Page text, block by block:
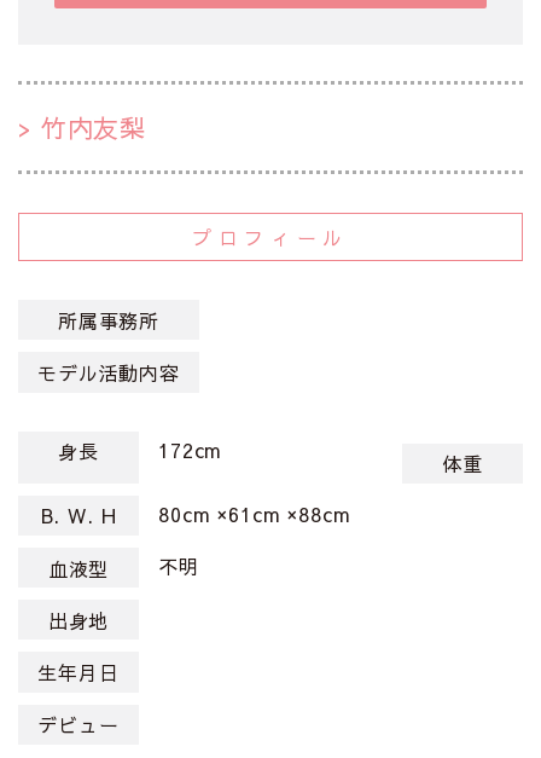
竹内友梨
プロフィール
所属事務所
モデル活動内容
身長 172cm
体重
B. W. H
80cm ×61cm ×88cm
血液型 不明
出身地
生年月日
デビュー